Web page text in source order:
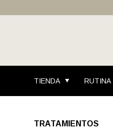
TIENDA RUTINA
TRATAMIENTOS